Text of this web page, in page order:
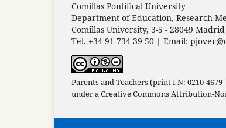
Comillas Pontifical University
Department of Education, Research
Comillas University, 3-5 - 28049 Madrid
Tel. +34 91 734 39 50 | Email:
Parents and Teachers (print I N: 0210-
under aCreative Commons Attribution-